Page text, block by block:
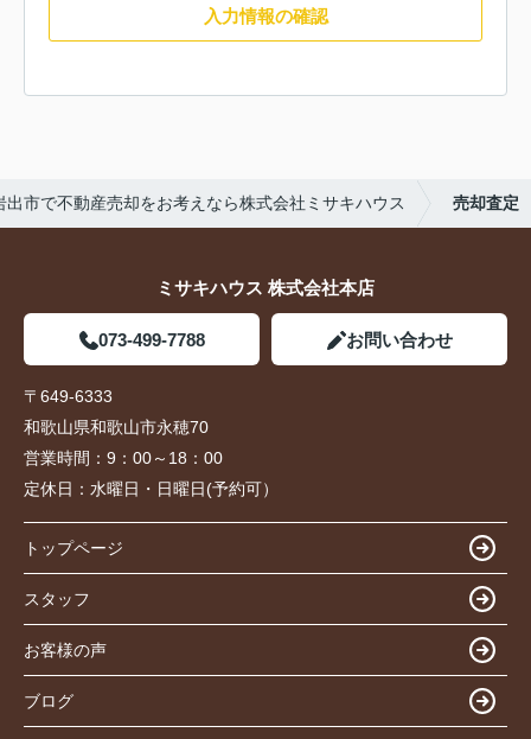
入力情報の確認
出市で不動産売却をお考えなら株式会社ミサキハウス 売却査定
ミサキハウス 株式会社本店
073-499-7788 お問い合わせ
〒649-6333
和歌山県和歌山市永穂70
営業時間： 9：00～18：00
定休日： 水曜日・日曜日(予約可）
トップページ
スタッフ
お客様の声
ブログ